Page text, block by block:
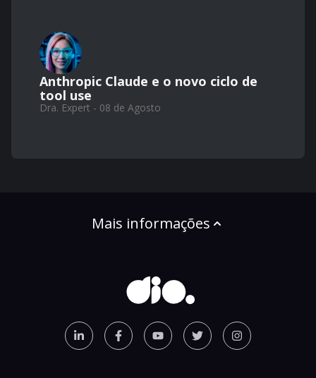
Anthropic Claude e o novo ciclo de
tool use
Dra. Expert - 08 de Agosto
Mais informações